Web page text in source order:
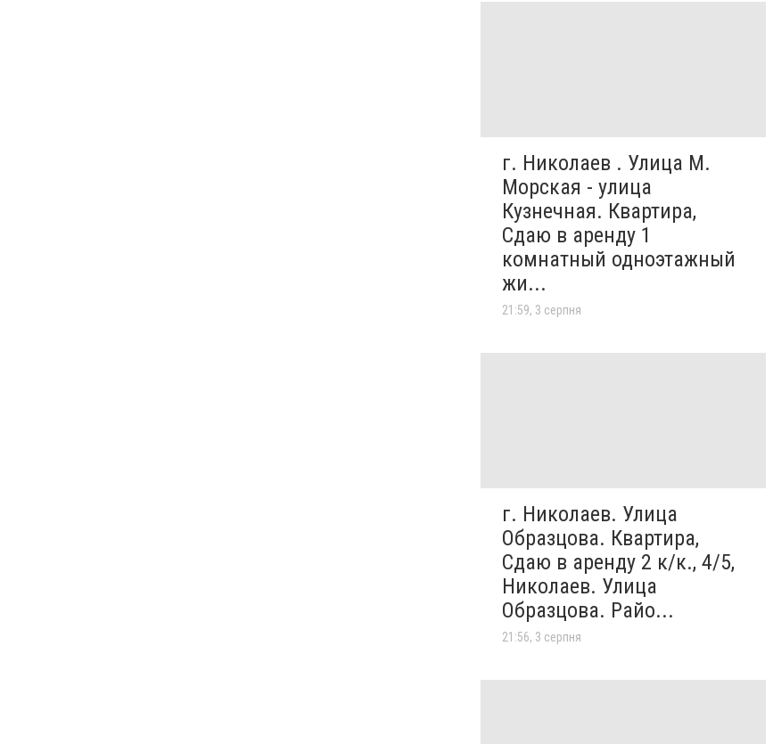
г. Николаев . Улица М.
Морская - улица
Кузнечная. Квартира,
Сдаю в аренду 1
комнатный одноэтажный
жи...
21:59, 3 серпня
г. Николаев. Улица
Образцова. Квартира,
Сдаю в аренду 2 к/к., 4/5,
Николаев. Улица
Образцова. Райо...
21:56, 3 серпня